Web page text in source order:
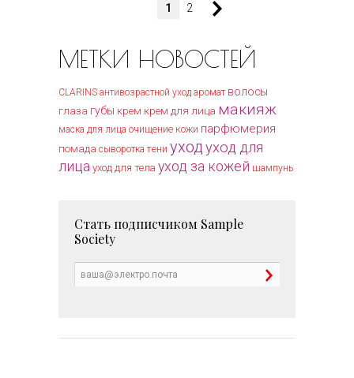
1 2
МЕТКИ НОВОСТЕЙ
CLARINS антивозрастной уход аромат волосы
глаза губы крем крем для лица макияж
маска для лица очищение кожи парфюмерия
помада сыворотка тени уходуход для
лица уход для тела уход за кожей шампунь
Стать подписчиком Sample
Society